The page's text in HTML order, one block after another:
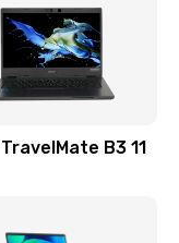
B3 11